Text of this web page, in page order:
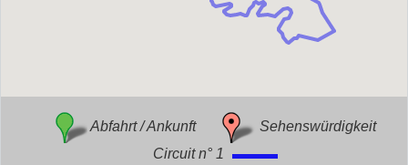
Abfahrt / Ankunft
Sehenswürdigkeit
Circuit n° 1